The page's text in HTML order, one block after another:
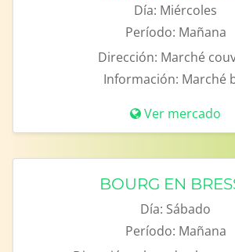
Día: Miércoles
Período: Mañana
Dirección: Marché
Información: Marché
Ver mercado
BOURG EN
Día: Sábado
Período: Mañana